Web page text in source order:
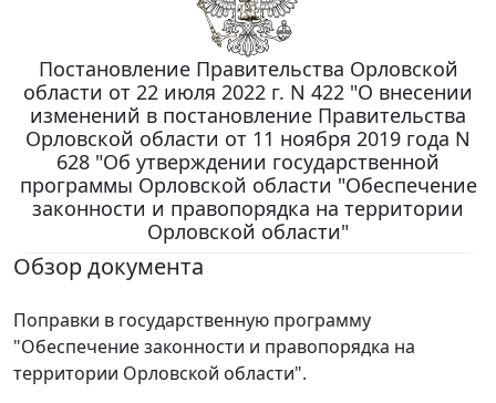
Постановление Правительства Орловской
области от 22 июля 2022 г. N 422 "О внесении
изменений в постановление Правительства
Орловской области от 11 ноября 2019 года N
628 "Об утверждении государственной
программы Орловской области "Обеспечение
законности и правопорядка на территории
Орловской области"
Обзор документа
Поправки в государственную программу
"Обеспечение законности и правопорядка на
территории Орловской области".